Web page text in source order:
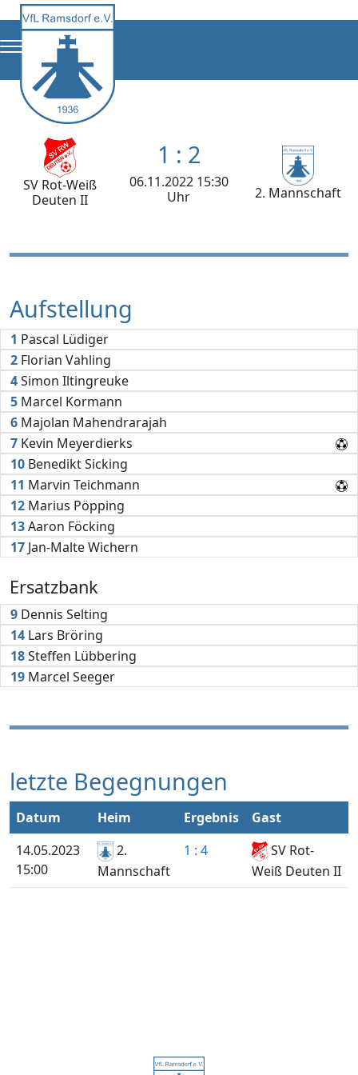
SV Rot-Weiß
Deuten II
1 : 2
06.11.2022 15:30
Uhr
2. Mannschaft
Aufstellung
1 Pascal Lüdiger
2 Florian Vahling
4Simon Iltingreuke
5 Marcel Kormann
6 Majolan Mahendrarajah
7 Kevin Meyerdierks
10 Benedikt Sicking
11 Marvin Teichmann
12 Marius Pöpping
13Aaron Föcking
17 Jan-Malte Wichern
Ersatzbank
9 Dennis Selting
14 Lars Bröring
18Steffen Lübbering
19 Marcel Seeger
letzte Begegnungen
Datum Heim Ergebnis
Gast
14.05.2023
15:00
2.
Mannschaft
1 : 4
SV Rot-
Weiß Deuten II